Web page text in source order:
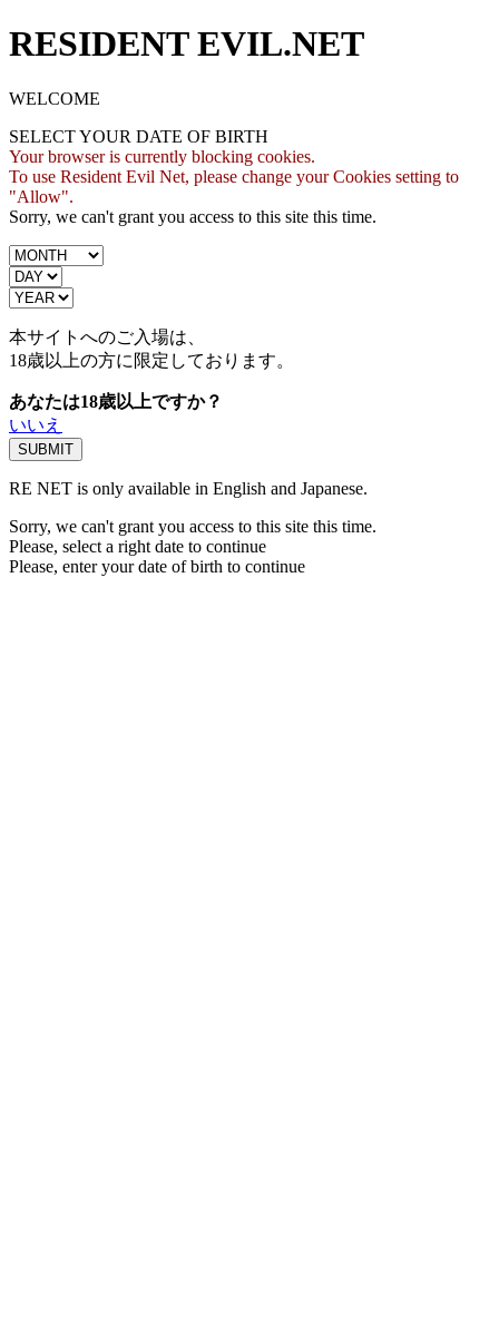
RESIDENT EVIL.NET
WELCOME
SELECT YOUR DATE OF BIRTH
Your browser is currently blocking cookies.
To use Resident Evil Net, please change your Cookies setting to
"Allow".
Sorry, we can't grant you access to this site this time.
本サイトへのご入場は、
18歳以上の方に限定しております。
あなたは18歳以上ですか？
いいえ
RE NET is only available in English and Japanese.
Sorry, we can't grant you access to this site this time.
Please, select a right date to continue
Please, enter your date of birth to continue